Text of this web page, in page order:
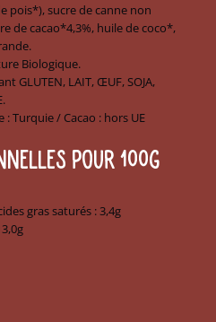
pois*), sucre de canne non
de cacao*4,3%, huile de coco*,
Biologique.
GLUTEN, LAIT, ŒUF, SOJA,
Turquie / Cacao : hors UE
POUR 100G
gras saturés : 3,4g